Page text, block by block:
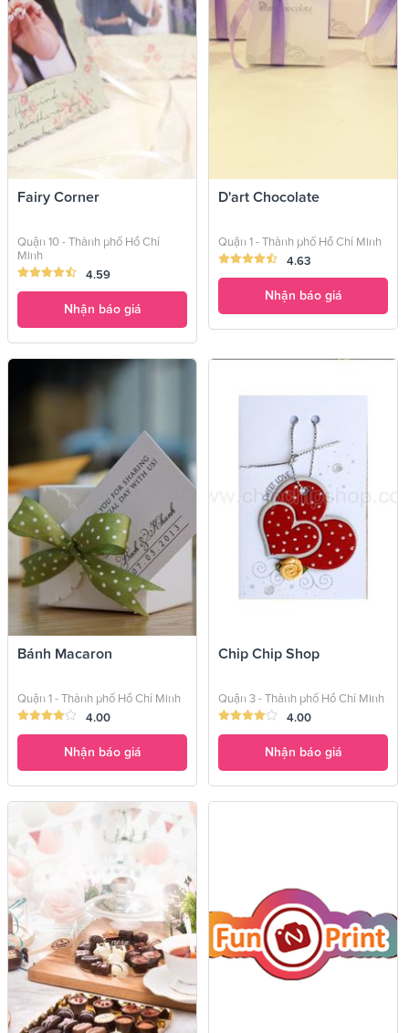
Fairy Corner
Quận 10 - Thành phố Hồ Chí
Minh
4.59
Nhận báo giá
D'art Chocolate
Quận 1 - Thành phố Hồ Chí Minh
4.63
Nhận báo giá
Bánh Macaron
Quận 1 - Thành phố Hồ Chí Minh
4.00
Nhận báo giá
Chip Chip Shop
Quận 3 - Thành phố Hồ Chí Minh
4.00
Nhận báo giá